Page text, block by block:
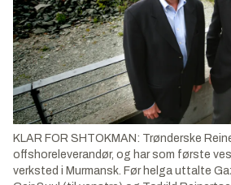
KLAR FOR SHTOKMAN: Trønderske
offshoreleverandør, og har som første
verksted i Murmansk. Før helga uttalte